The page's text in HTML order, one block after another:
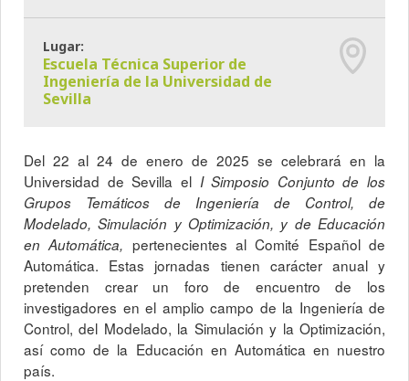
Lugar:
Escuela Técnica Superior de
Ingeniería de la Universidad de
Sevilla
Del 22 al 24 de enero de 2025 se celebrará en la
Universidad de Sevilla el I Simposio Conjunto de los
Grupos Temáticos de Ingeniería de Control, de
Modelado, Simulación y Optimización, y de Educación
en Automática, pertenecientes al Comité Español de
Automática. Estas jornadas tienen carácter anual y
pretenden crear un foro de encuentro de los
investigadores en el amplio campo de la Ingeniería de
Control, del Modelado, la Simulación y la Optimización,
así como de la Educación en Automática en nuestro
país.